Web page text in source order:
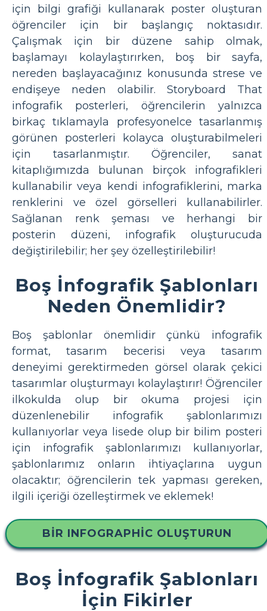
için bilgi grafiği kullanarak poster oluşturan
öğrenciler için bir başlangıç noktasıdır.
Çalışmak için bir düzene sahip olmak,
başlamayı kolaylaştırırken, boş bir sayfa,
nereden başlayacağınız konusunda strese ve
endişeye neden olabilir. Storyboard That
infografik posterleri, öğrencilerin yalnızca
birkaç tıklamayla profesyonelce tasarlanmış
görünen posterleri kolayca oluşturabilmeleri
için tasarlanmıştır. Öğrenciler, sanat
kitaplığımızda bulunan birçok infografikleri
kullanabilir veya kendi infografiklerini, marka
renklerini ve özel görselleri kullanabilirler.
Sağlanan renk şeması ve herhangi bir
posterin düzeni, infografik oluşturucuda
değiştirilebilir; her şey özelleştirilebilir!
Boş İnfografik Şablonları
Neden Önemlidir?
Boş şablonlar önemlidir çünkü infografik
format, tasarım becerisi veya tasarım
deneyimi gerektirmeden görsel olarak çekici
tasarımlar oluşturmayı kolaylaştırır! Öğrenciler
ilkokulda olup bir okuma projesi için
düzenlenebilir infografik şablonlarımızı
kullanıyorlar veya lisede olup bir bilim posteri
için infografik şablonlarımızı kullanıyorlar,
şablonlarımız onların ihtiyaçlarına uygun
olacaktır; öğrencilerin tek yapması gereken,
ilgili içeriği özelleştirmek ve eklemek!
BIR INFOGRAPHIC OLUŞTURUN
Boş İnfografik Şablonları
İçin Fikirler